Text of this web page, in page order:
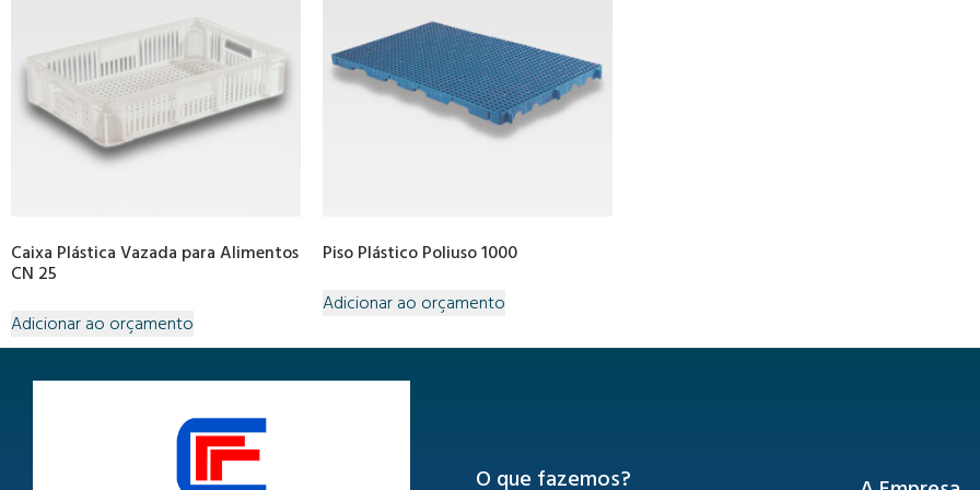
Caixa Plástica Vazada para Alimentos
CN 25
Adicionar ao orçamento
Piso Plástico Poliuso 1000
Adicionar ao orçamento
O que fazemos?